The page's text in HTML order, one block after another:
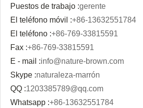
Puestos de trabajo :gerente
El teléfono móvil :+86-13632551784
El teléfono :+86-769-33815591
Fax :+86-769-33815591
E - mail :info@nature-brown.com
Skype :naturaleza-marrón
QQ :1203385789@qq.com
Whatsapp :+86-13632551784